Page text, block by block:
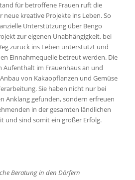
für betroffene Frauen ruft die
kreative Projekte ins Leben. So
Unterstützung über Bengo
zur eigenen Unabhängigkeit, bei
zurück ins Leben unterstützt und
Einnahmequelle betreut werden. Die
Aufenthalt im Frauenhaus an und
von Kakaopflanzen und Gemüse
Sie haben nicht nur bei
Anklang gefunden, sondern erfreuen
in der gesamten ländlichen
und sind somit ein großer Erfolg.
Beratung in den Dörfern